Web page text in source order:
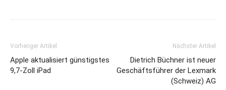
Vorheriger Artikel
Apple aktualisiert günstigstes
9,7-Zoll iPad
Nächster Artikel
Dietrich Büchner ist neuer
Geschäftsführer der Lexmark
(Schweiz) AG